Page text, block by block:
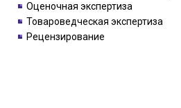
Оценочная экспертиза
Товароведческая экспертиза
Рецензирование